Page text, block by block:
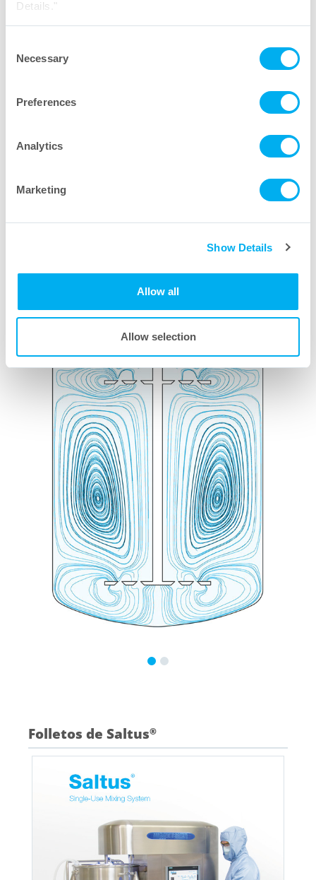
Details."
Selection
Necessary
Preferences
Analytics
Marketing
Show Details
Allow all
Allow selection
Folletos de Saltus®